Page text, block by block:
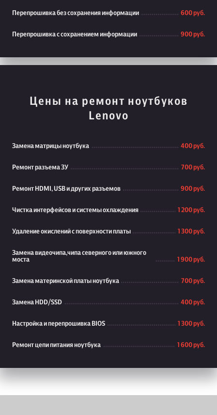
Перепрошивка без сохранения информации 600 руб.
Перепрошивка с сохранением информации 900 руб.
Цены на ремонт ноутбуков
Lenovo
Замена матрицы ноутбука 400 руб.
Ремонт разъема ЗУ 700 руб.
Ремонт HDMI, USB и других разъемов 900 руб.
Чистка интерфейсов и системы охлаждения 1 200 руб.
Удаление окислений с поверхности платы 1 300 руб.
Замена видеочипа,чипа северного или южного
моста
1 900 руб.
Замена материнской платы ноутбука 700 руб.
Замена HDD/SSD 400 руб.
Настройка и перепрошивка BIOS 1 300 руб.
Ремонт цепи питания ноутбука 1 600 руб.